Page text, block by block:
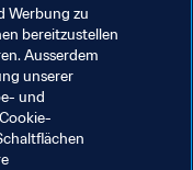
dem Turnverband),
League etablieren
gewinnen.
jetzt
Top-
Werbung zu
bereitzustellen
Ausserdem
unserer
und